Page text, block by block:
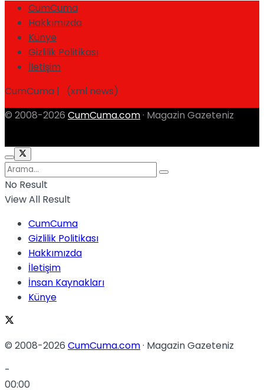
CumCuma
Hakkımızda
Künye
Gizlilik Politikası
İletişim
CumCuma | (xml news)
© 2008-2026 CumCuma.com · Magazin Gazeteniz
No Result
View All Result
CumCuma
Gizlilik Politikası
Hakkımızda
İletişim
İnsan Kaynakları
Künye
© 2008-2026 CumCuma.com· Magazin Gazeteniz
-
00:00